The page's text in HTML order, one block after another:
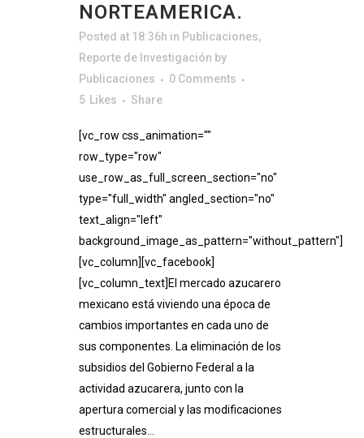
NORTEAMERICA.
Posted at 18:36h in Publicaciones,
Reporte de Investigación by
Publicaciones
0 Comments
5 Likes Share
[vc_row css_animation=""
row_type="row"
use_row_as_full_screen_section="no"
type="full_width" angled_section="no"
text_align="left"
background_image_as_pattern="without_pattern"]
[vc_column][vc_facebook]
[vc_column_text]El mercado azucarero
mexicano está viviendo una época de
cambios importantes en cada uno de
sus componentes. La eliminación de los
subsidios del Gobierno Federal a la
actividad azucarera, junto con la
apertura comercial y las modificaciones
estructurales...